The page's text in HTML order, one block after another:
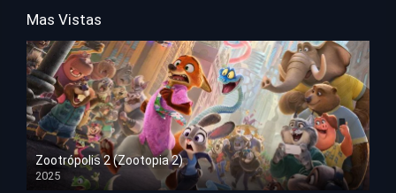
Mas Vistas
Zootrópolis 2 (Zootopia 2)
2025
HD 1080p